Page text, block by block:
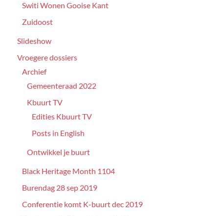
Switi Wonen Gooise Kant
Zuidoost
Slideshow
Vroegere dossiers
Archief
Gemeenteraad 2022
Kbuurt TV
Edities Kbuurt TV
Posts in English
Ontwikkel je buurt
Black Heritage Month 1104
Burendag 28 sep 2019
Conferentie komt K-buurt dec 2019